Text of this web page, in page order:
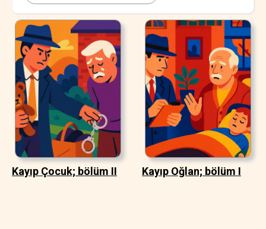
Kayıp Çocuk; bölüm II Kayıp Oğlan; bölüm I